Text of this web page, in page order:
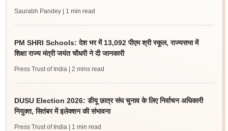
Saurabh Pandey | 1 min read
PM SHRI Schools: देश भर में 13,092 पीएम श्री स्कूल, राज्यसभा में
शिक्षा राज्य मंत्री जयंत चौधरी ने दी जानकारी
Press Trust of India | 2 mins read
DUSU Election 2026: डीयू छात्र संघ चुनाव के लिए निर्वाचन अधिकारी
नियुक्त, सितंबर में इलेक्शन की संभावना
Press Trust of India | 1 min read